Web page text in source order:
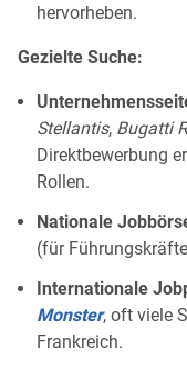
hervorheben.
Gezielte Suche:
Stellantis, Bugatti
Direktbewerbung
Rollen.
Nationale
(für
Internationale
Monster, oft viele
Frankreich.